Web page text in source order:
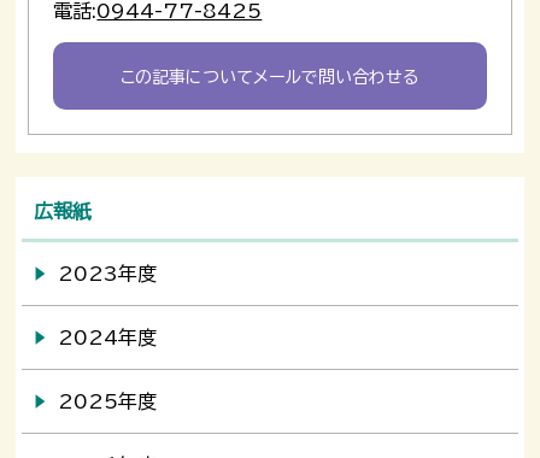
電話:0944-77-8425
この記事についてメールで問い合わせる
広報紙
2023年度
2024年度
2025年度